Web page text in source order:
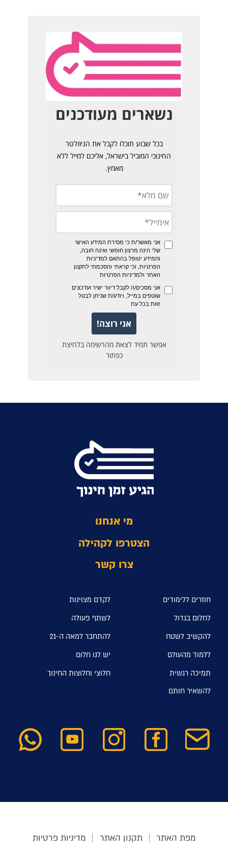
מי אנחנו
הצטרפו לקהילה
צרו קשר
חוזרים ללימודים
לקדם מצוינות
לחלום בגדול
לשתף פעולה
להקשיב לשטח
להתחבר למאה ה-21
ללמוד מהעולם
יש לנו חלום
תמיכה רגשית
חלוצי וחלוצות החינוך
להשאיר חותם
מפת האתר תקנון האתר מדיניות פרטיות